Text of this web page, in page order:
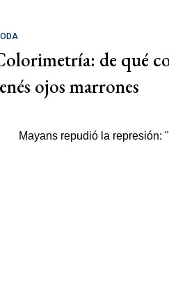
de qué
ojos marrones